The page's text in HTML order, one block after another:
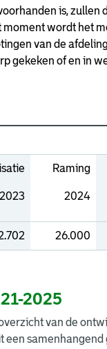
is, zullen
wordt het
van de
gekeken of en in
2023 t/m
Raming
2024
26.000
2025
van de